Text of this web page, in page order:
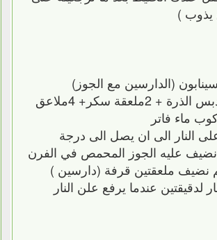
يذوب )
(الدارسين مع الجوز)
نضع 2ملعقة دبس الذرة + 2ملعقة سكر+ 4ملاعق
ماء فاتر
النار الى ان يصل الى درجة
نضيف عليه الجوز المحمص في الفرن
نضيف ملعقتين قرفة (دارسين )
لدقيقتين عندما يرفع علن النار